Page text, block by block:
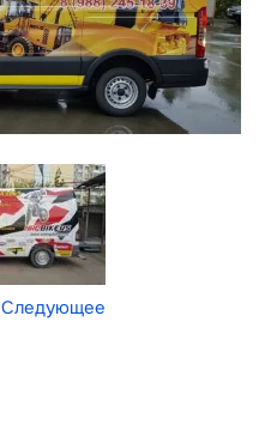
Следующее